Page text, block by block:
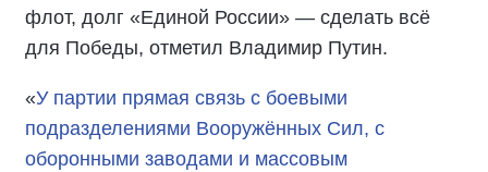
флот, долг «Единой России» — сделать всё
для Победы, отметил Владимир Путин.
«У партии прямая связь с боевыми
подразделениями Вооружённых Сил, с
оборонными заводами и массовым